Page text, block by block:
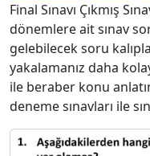
Final Sınavı Çıkmış
dönemlere ait sınav
gelebilecek soru
yakalamanız daha
ile beraber konu
deneme sınavları ile